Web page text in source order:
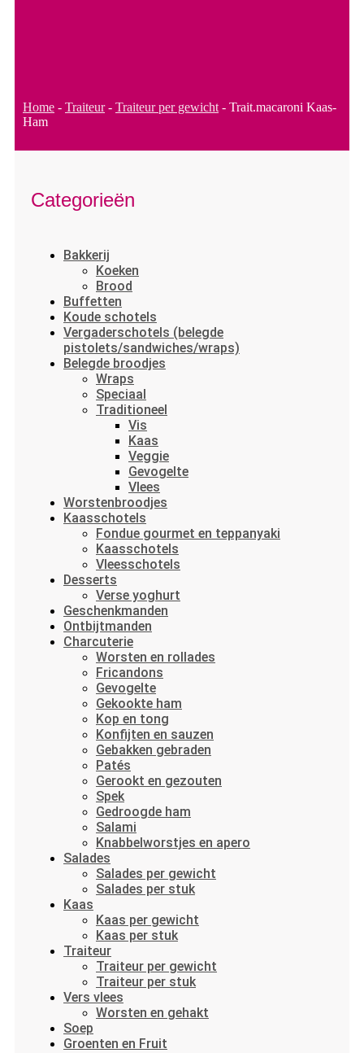
Home - Traiteur- Traiteur per gewicht - Trait.macaroni Kaas-
Ham
Categorieën
Bakkerij
Koeken
Brood
Buffetten
Koude schotels
Vergaderschotels (belegde
pistolets/sandwiches/wraps)
Belegde broodjes
Wraps
Speciaal
Traditioneel
Vis
Kaas
Veggie
Gevogelte
Vlees
Worstenbroodjes
Kaasschotels
Fondue gourmet en teppanyaki
Kaasschotels
Vleesschotels
Desserts
Verse yoghurt
Geschenkmanden
Ontbijtmanden
Charcuterie
Worsten en rollades
Fricandons
Gevogelte
Gekookte ham
Kop en tong
Konfijten en sauzen
Gebakken gebraden
Patés
Gerookt en gezouten
Spek
Gedroogde ham
Salami
Knabbelworstjes en apero
Salades
Salades per gewicht
Salades per stuk
Kaas
Kaas per gewicht
Kaas per stuk
Traiteur
Traiteur per gewicht
Traiteur per stuk
Vers vlees
Worsten en gehakt
Soep
Groenten en Fruit